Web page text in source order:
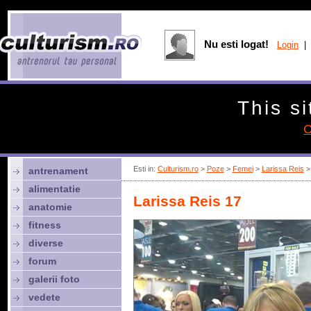
Esti in: Culturism.ro> Poze> Femei> Larissa Reis
Larissa Reis 17
antrenament
alimentatie
anatomie
fitness
diverse
forum
galerii foto
vedete
Nu esti logat! Login
This